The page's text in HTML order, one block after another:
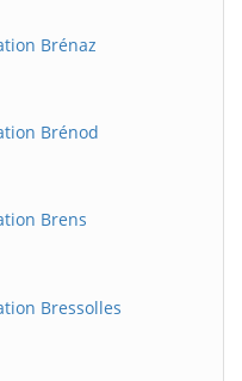
Brénaz
Brénod
Brens
Bressolles